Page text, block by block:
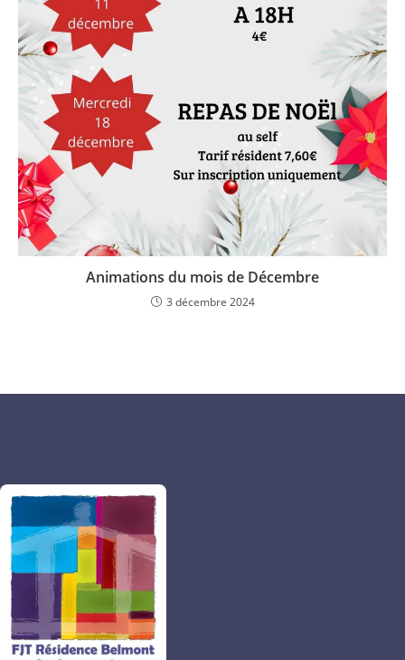
Animations du mois de Décembre
3 décembre 2024